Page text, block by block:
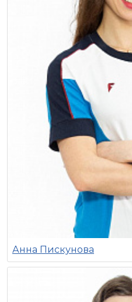
Анна Пискунова